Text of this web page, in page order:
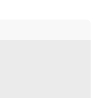
untuk menutup
serangga, lis penutup
udara di dalam
cocok digunakan di
agar tidak keluar dari